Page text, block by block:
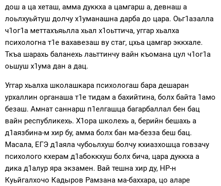
дош а ца хеташ, амма дуккха а цамгарш а, девнаш а
лоьлхуьйтуш долчу х1уманашна дарба до цара. Оьг1азалла
ч1ог1а меттахъяьлла хьал х1оьттича, уггар хьалха
психологна т1е вахавезаш ву стаг, цхьа цамгар эккхале.
Ткъа шарахь баланехь лаьттинчу вайн къомана цул ч1ог1а
оьшуш х1ума дан а дац.
Уггар хьалха школашкара психологаш бара дешаран
урхаллин органаша т1е тидам а бахийтина, болх байта 1амо
безаш. Амнат саннарш п1елгашца багарбаллал бен бац
вайн республикехь. Х1ора школехь а, берийн бешахь а
д1аязбина-м хир бу, амма болх бан ма-безза беш бац.
Масала, ЕГЭ д1аяла чубоьлхуш болчу кхиазхошца говзачу
психолого кхерам д1абоккхуш болх бича, цара дуккха а
дика д1алур яра экзамен. Вай тешна хир ду, НР-н
Куьйгалхочо Кадыров Рамзана ма-баххара, цо аларе